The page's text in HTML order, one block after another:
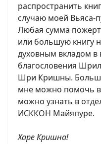
распространить
случаю моей Вьяса-
Любая сумма
или большую книгу
духовным вкладом
благословения
Шри Кришны.
мне можно помочь
можно узнать в
ИСККОН Майяпуре.
Харе Кришна!